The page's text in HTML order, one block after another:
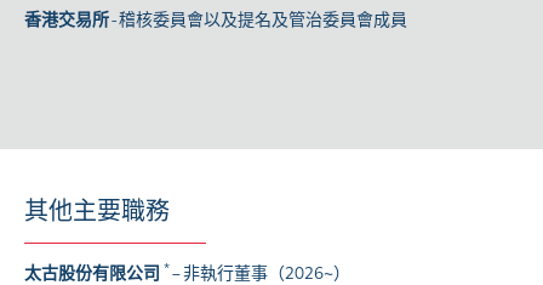
香港交易所- 稽核委員會以及提名及管治委員會成員
其他主要職務
太古股份有限公司 *– 非執行董事（2026~）